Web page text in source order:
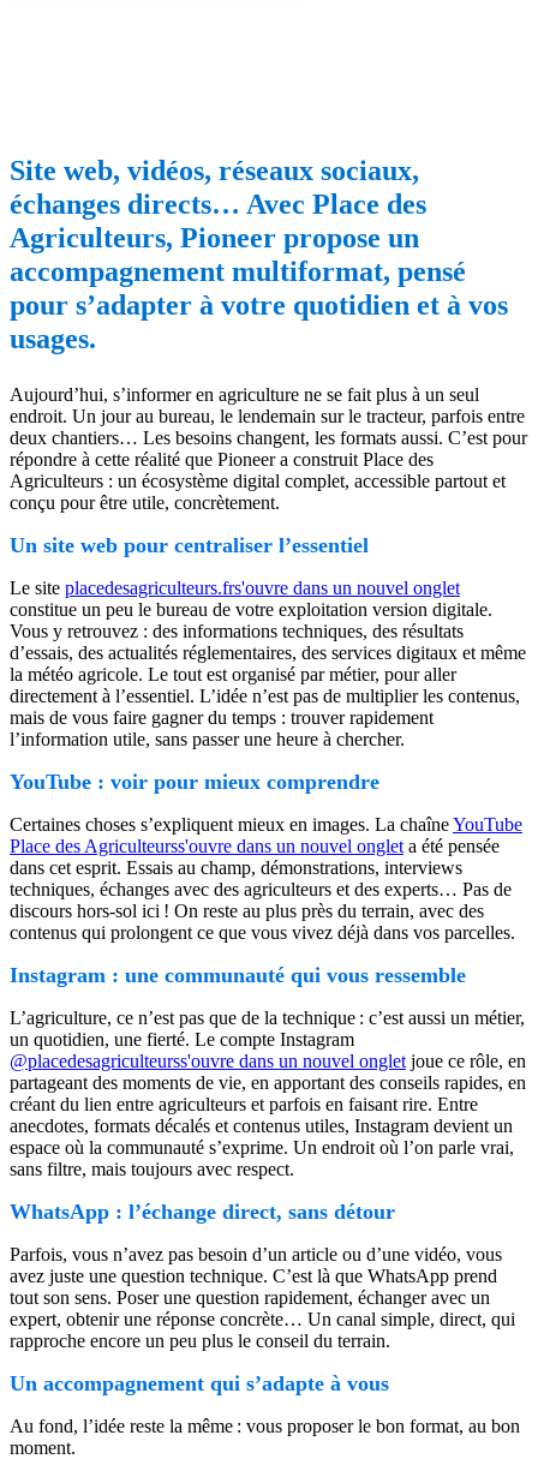
Site web, vidéos, réseaux sociaux,
échanges directs… Avec Place des
Agriculteurs, Pioneer propose un
accompagnement multiformat, pensé
pour s’adapter à votre quotidien et à vos
usages.
Aujourd’hui, s’informer en agriculture ne se fait plus à un seul
endroit. Un jour au bureau, le lendemain sur le tracteur, parfois entre
deux chantiers… Les besoins changent, les formats aussi. C’est pour
répondre à cette réalité que Pioneer a construit Place des
Agriculteurs : un écosystème digital complet, accessible partout et
conçu pour être utile, concrètement.
Un site web pour centraliser l’essentiel
Le site placedesagriculteurs.frs'ouvre dans un nouvel onglet
constitue un peu le bureau de votre exploitation version digitale.
Vous y retrouvez : des informations techniques, des résultats
d’essais, des actualités réglementaires, des services digitaux et même
la météo agricole. Le tout est organisé par métier, pour aller
directement à l’essentiel. L’idée n’est pas de multiplier les contenus,
mais de vous faire gagner du temps : trouver rapidement
l’information utile, sans passer une heure à chercher.
YouTube : voir pour mieux comprendre
Certaines choses s’expliquent mieux en images. La chaîneYouTube
Place des Agriculteurss'ouvre dans un nouvel onglet a été pensée
dans cet esprit. Essais au champ, démonstrations, interviews
techniques, échanges avec des agriculteurs et des experts… Pas de
discours hors-sol ici ! On reste au plus près du terrain, avec des
contenus qui prolongent ce que vous vivez déjà dans vos parcelles.
Instagram : une communauté qui vous ressemble
L’agriculture, ce n’est pas que de la technique : c’est aussi un métier,
un quotidien, une fierté. Le compte Instagram
@placedesagriculteurss'ouvre dans un nouvel onglet joue ce rôle, en
partageant des moments de vie, en apportant des conseils rapides, en
créant du lien entre agriculteurs et parfois en faisant rire. Entre
anecdotes, formats décalés et contenus utiles, Instagram devient un
espace où la communauté s’exprime. Un endroit où l’on parle vrai,
sans filtre, mais toujours avec respect.
WhatsApp : l’échange direct, sans détour
Parfois, vous n’avez pas besoin d’un article ou d’une vidéo, vous
avez juste une question technique. C’est là que WhatsApp prend
tout son sens. Poser une question rapidement, échanger avec un
expert, obtenir une réponse concrète… Un canal simple, direct, qui
rapproche encore un peu plus le conseil du terrain.
Un accompagnement qui s’adapte à vous
Au fond, l’idée reste la même : vous proposer le bon format, au bon
moment.